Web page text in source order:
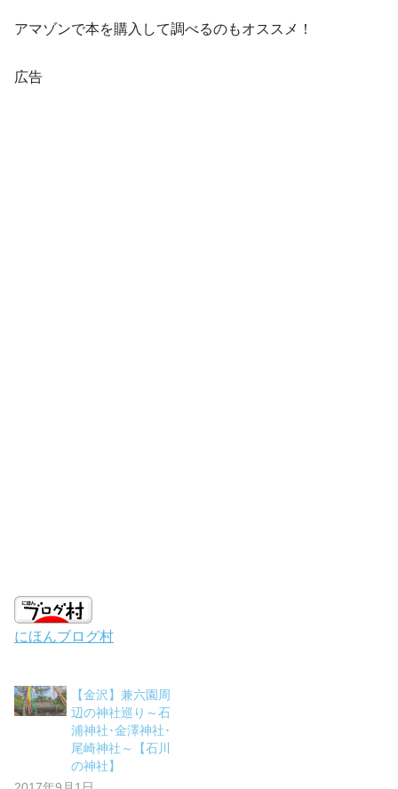
アマゾンで本を購入して調べるのもオススメ！
広告
にほんブログ村
【金沢】兼六園周
辺の神社巡り～石
浦神社･金澤神社･
尾崎神社～【石川
の神社】